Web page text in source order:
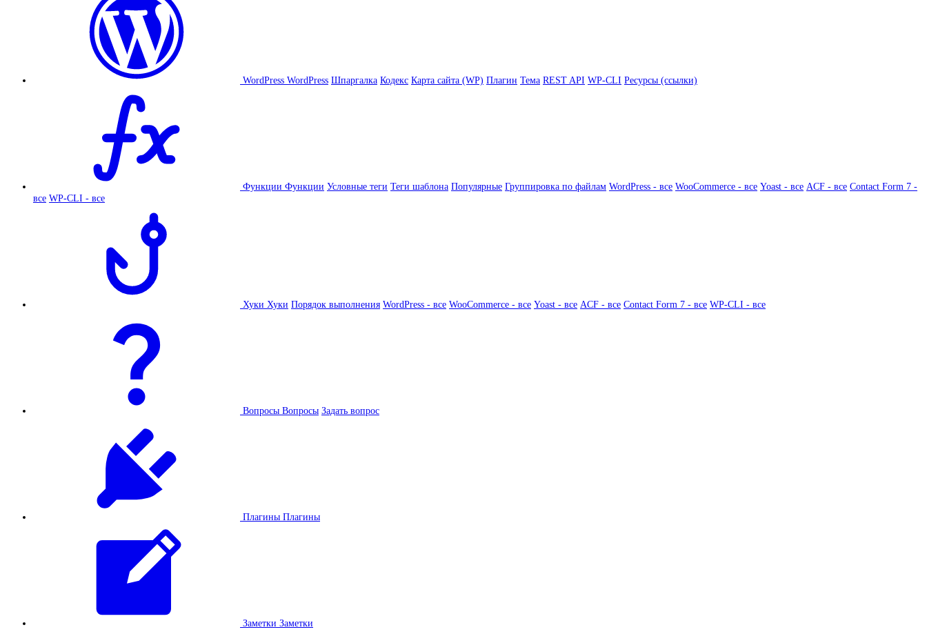
WordPress WordPress Шпаргалка Кодекс Карта сайта (WP) Плагин Тема REST API WP-CLI Ресурсы (ссылки)
Функции Функции Условные теги Теги шаблона Популярные Группировка по файлам WordPress - все WooCommerce - все Yoast - все ACF - все Contact Form 7 -
все WP-CLI - все
Хуки Хуки Порядок выполнения WordPress - все WooCommerce - все Yoast - все ACF - все Contact Form 7 - все WP-CLI - все
Вопросы Вопросы Задать вопрос
Плагины Плагины
Заметки Заметки